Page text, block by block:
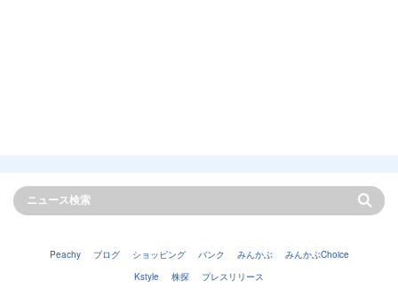
Peachy ブログ ショッピング バンク みんかぶ
みんかぶChoice
Kstyle
株探 プレスリリース